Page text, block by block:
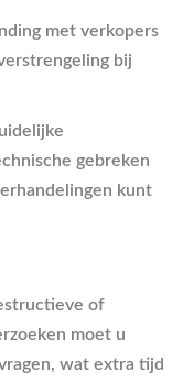
met verkopers
bij
gebreken
kunt
of
moet u
wat extra tijd